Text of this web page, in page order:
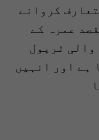
کروانے
عمرہ کے
ٹریول
ہے اور انہیں